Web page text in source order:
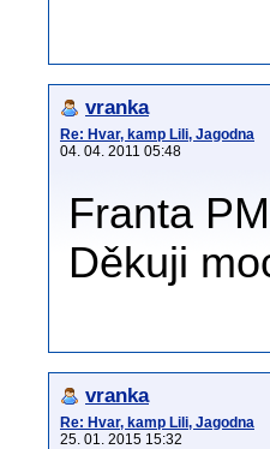
vranka
Re: Hvar, kamp Lili, Jagodna
04. 04. 2011 05:48
Franta PM
Děkuji
vranka
Re: Hvar, kamp Lili, Jagodna
25. 01. 2015 15:32